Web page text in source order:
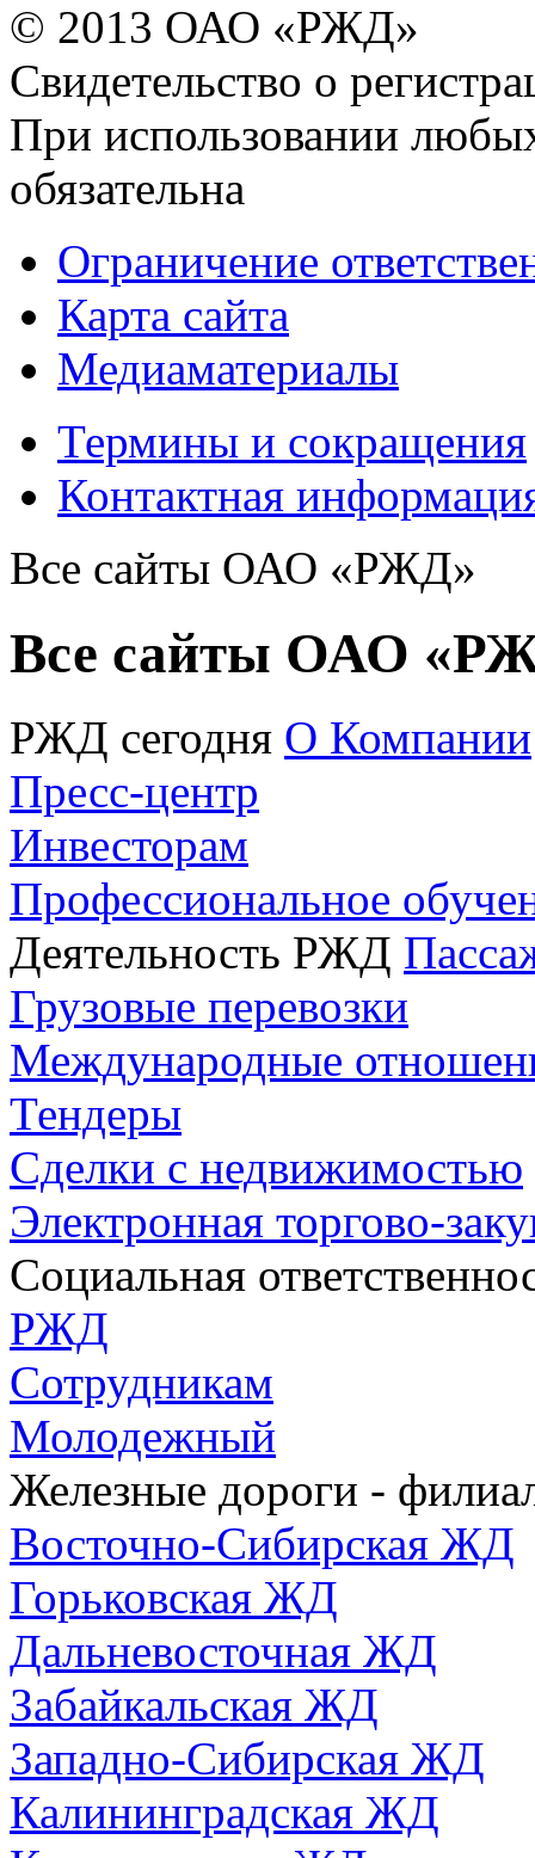
© 2013 ОАО «РЖД»
Свидетельство о
При использовании
обязательна
Ограничение
Карта сайта
Медиаматериалы
Термины и сокращения
Контактная
Все сайты ОАО «РЖД»
Все сайты ОАО
РЖД сегодня О Компании
Пресс-центр
Инвесторам
Профессиональное
Деятельность РЖД
Грузовые перевозки
Международные
Тендеры
Сделки с недвижимостью
Электронная торгово-
Социальная
РЖД
Сотрудникам
Молодежный
Железные дороги -
Восточно-Сибирская ЖД
Горьковская ЖД
Дальневосточная ЖД
Забайкальская ЖД
Западно-Сибирская ЖД
Калининградская ЖД